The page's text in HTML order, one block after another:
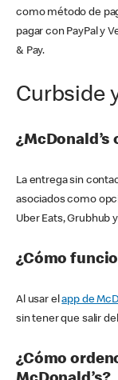
como método de
pagar con PayPal y
& Pay.
Curbside
La entrega sin
asociados como
Uber Eats, Grubhub
¿Cómo
Al usar elapp de
sin tener que salir
¿Cómo